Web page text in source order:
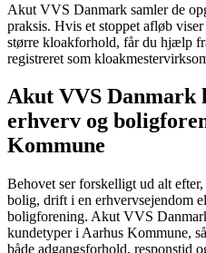
Akut VVS Danmark samler de
praksis. Hvis et stoppet afløb
større kloakforhold, får du hjælp
registreret som
Akut VVS
erhverv og
Kommune
Behovet ser forskelligt ud alt
bolig, drift i en erhvervsejendom
boligforening. Akut VVS
kundetyper i Aarhus Kommune,
både adgangsforhold, responstid